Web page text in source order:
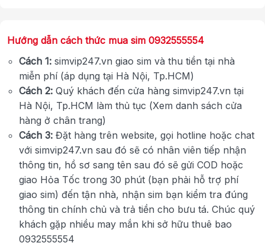
Hướng dẫn cách thức mua sim 0932555554
Cách 1: simvip247.vn giao sim và thu tiền tại nhà
miễn phí (áp dụng tại Hà Nội, Tp.HCM)
Cách 2: Quý khách đến cửa hàng simvip247.vn tại
Hà Nội, Tp.HCM làm thủ tục (Xem danh sách cửa
hàng ở chân trang)
Cách 3: Đặt hàng trên website, gọi hotline hoặc chat
với simvip247.vn sau đó sẽ có nhân viên tiếp nhận
thông tin, hồ sơ sang tên sau đó sẽ gửi COD hoặc
giao Hỏa Tốc trong 30 phút (bạn phải hỗ trợ phí
giao sim) đến tận nhà, nhận sim bạn kiểm tra đúng
thông tin chính chủ và trả tiền cho bưu tá. Chúc quý
khách gặp nhiều may mắn khi sở hữu thuê bao
0932555554